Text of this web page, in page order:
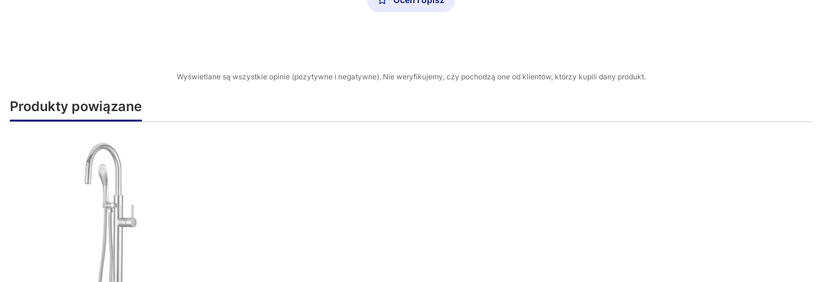
Wyświetlane są wszystkie opinie (pozytywne i negatywne). Nie weryfikujemy, czy pochodzą one od klientów, którzy kupili dany produkt.
Produkty powiązane